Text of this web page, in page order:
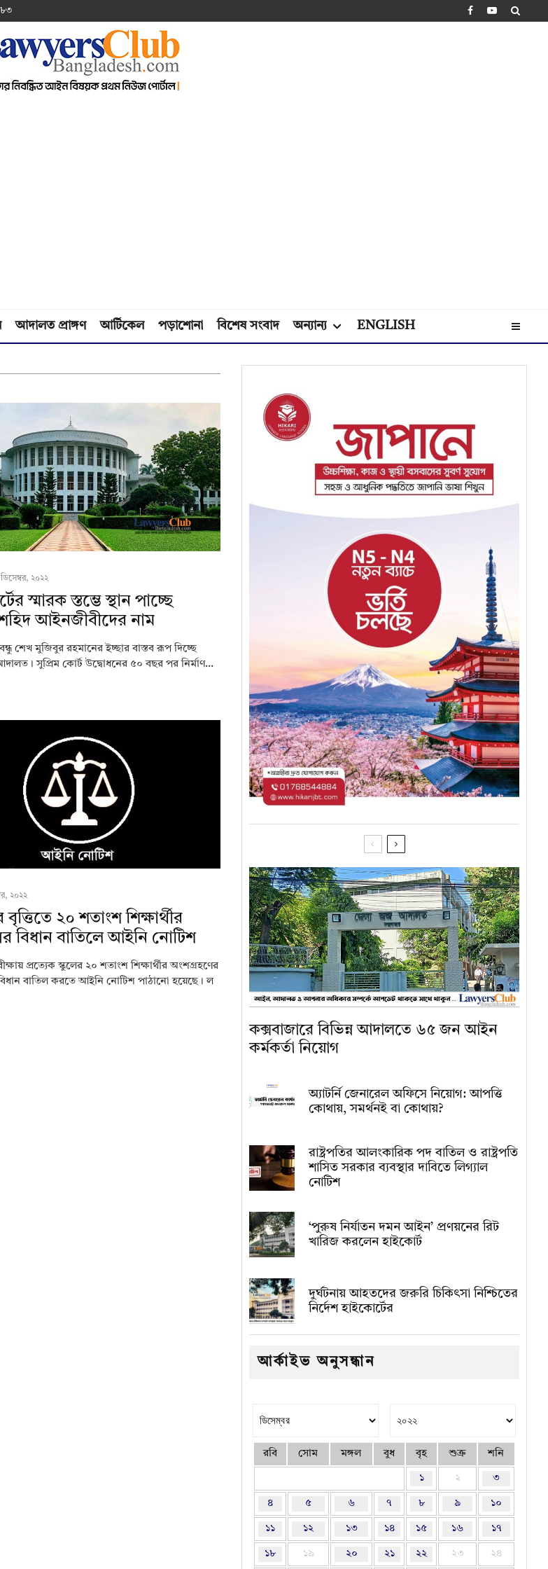
৮৩
আদালত প্রাঙ্গণ আর্টিকেল পড়াশোনা বিশেষ সংবাদ অন্যান্য ENGLISH
২০২২
স্মারক স্তম্ভে স্থান পাচ্ছে
শহিদ আইনজীবীদের নাম
শেখ মুজিবুর রহমানের ইচ্ছার বাস্তব রূপ দিচ্ছে
সুপ্রিম কোর্ট উদ্বোধনের ৫০ বছর পর নির্মাণ...
২০২২
বৃত্তিতে ২০ শতাংশ শিক্ষার্থীর
বিধান বাতিলে আইনি নোটিশ
প্রত্যেক স্কুলের ২০ শতাংশ শিক্ষার্থীর অংশগ্রহণের
বাতিল করতে আইনি নোটিশ পাঠানো হয়েছে। ল
কক্সবাজারে বিভিন্ন আদালতে ৬৫ জন আইন
কর্মকর্তা নিয়োগ
অ্যাটর্নি জেনারেল অফিসে নিয়োগ: আপত্তি
কোথায়, সমর্থনই বা কোথায়?
রাষ্ট্রপতির আলংকারিক পদ বাতিল ও রাষ্ট্রপতি
শাসিত সরকার ব্যবস্থার দাবিতে লিগ্যাল
নোটিশ
‘পুরুষ নির্যাতন দমন আইন’ প্রণয়নের রিট
খারিজ করলেন হাইকোর্ট
দুর্ঘটনায় আহতদের জরুরি চিকিৎসা নিশ্চিতের
নির্দেশ হাইকোর্টের
আর্কাইভ অনুসন্ধান
রবি সোম মঙ্গল বুধ বৃহ শুক্র শনি
১ ২ ৩
৪ ৫ ৬ ৭ ৮ ৯ ১০
১১ ১২ ১৩ ১৪ ১৫ ১৬ ১৭
১৮ ১৯ ২০ ২১ ২২ ২৩ ২৪